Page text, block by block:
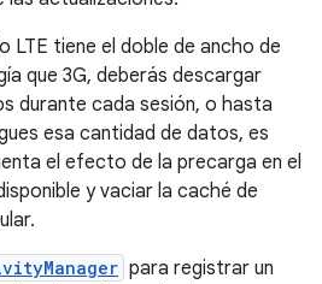
LTE tiene el doble de ancho de
que 3G, deberás descargar
durante cada sesión, o hasta
esa cantidad de datos, es
el efecto de la precarga en el
y vaciar la caché de
para registrar un